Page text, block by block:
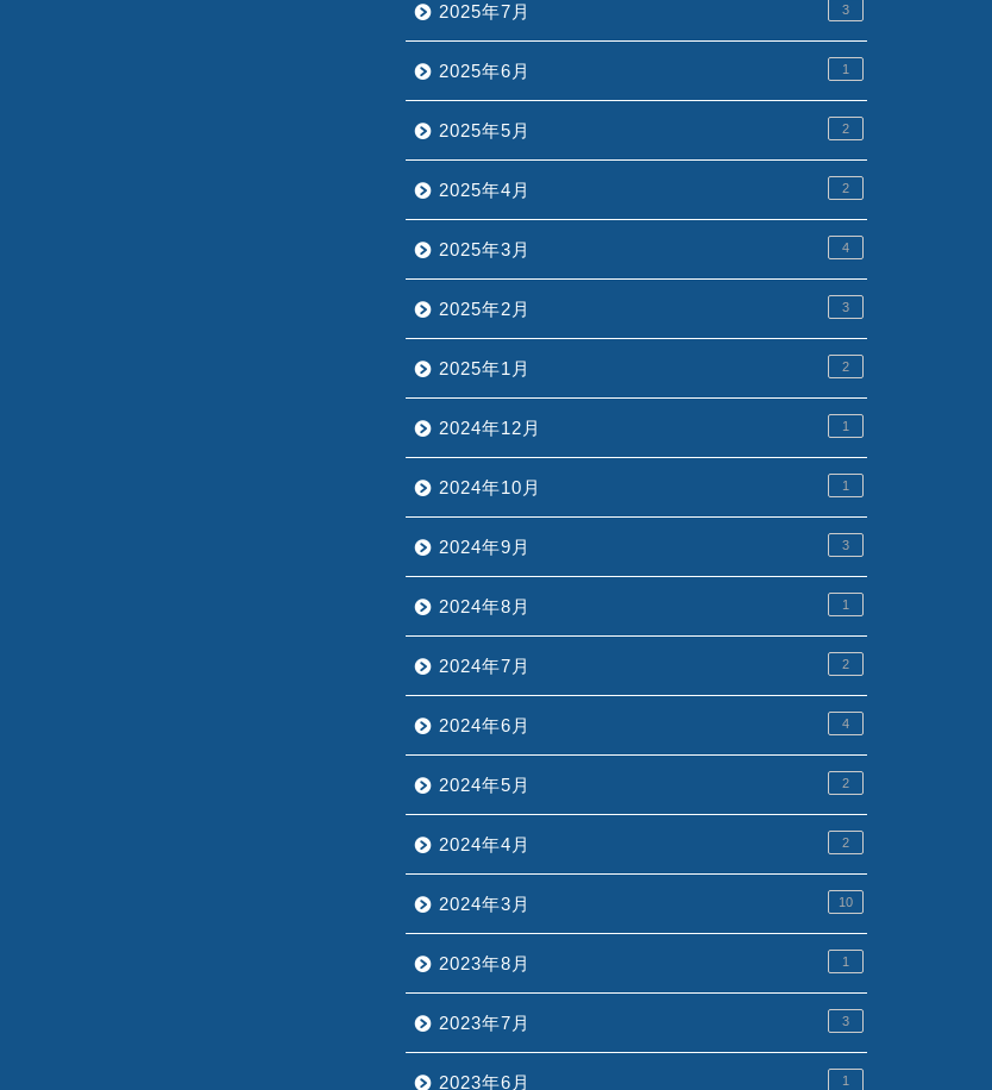
2025年7月 3
2025年6月 1
2025年5月 2
2025年4月 2
2025年3月 4
2025年2月 3
2025年1月 2
2024年12月 1
2024年10月 1
2024年9月 3
2024年8月 1
2024年7月 2
2024年6月 4
2024年5月 2
2024年4月 2
2024年3月 10
2023年8月 1
2023年7月 3
2023年6月 1